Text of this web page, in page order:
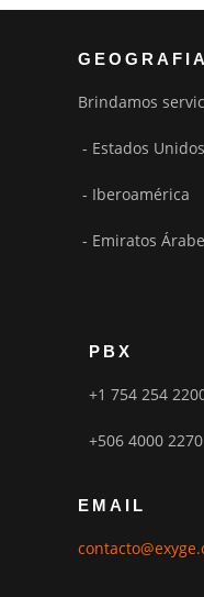
Brindamos
- Estados Unidos
- Iberoamérica
- Emiratos
PBX
+1 754 254
+506 4000 2270
EMAIL